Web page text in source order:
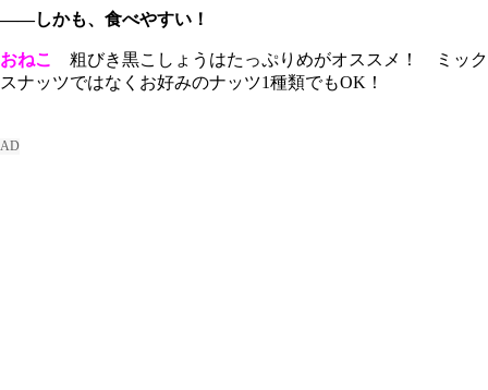
――しかも、食べやすい！
おねこ
粗びき黒こしょうはたっぷりめがオススメ！ ミック
スナッツではなくお好みのナッツ1種類でもOK！